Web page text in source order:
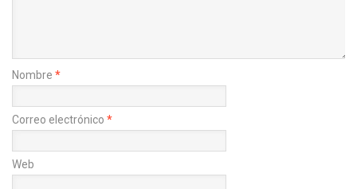
Nombre *
Correo electrónico *
Web